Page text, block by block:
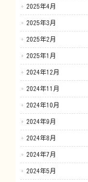
2025年4月
2025年3月
2025年2月
2025年1月
2024年12月
2024年11月
2024年10月
2024年9月
2024年8月
2024年7月
2024年5月